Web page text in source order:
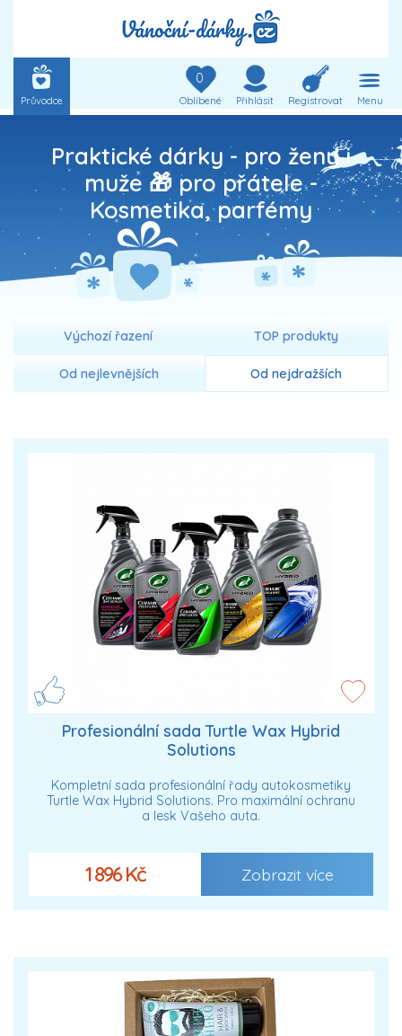
Průvodce
0
Oblíbené Přihlásit Registrovat Menu
Praktické dárky - pro ženy i
muže 🎁 pro přátele -
Kosmetika, parfémy
Výchozí řazení TOP produkty
Od nejlevnějších Od nejdražších
Profesionální sada Turtle Wax Hybrid
Solutions
Kompletní sada profesionální řady autokosmetiky
Turtle Wax Hybrid Solutions. Pro maximální ochranu
a lesk Vašeho auta.
1 896 Kč Zobrazit více